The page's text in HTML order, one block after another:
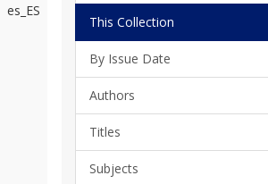
es_ES
This Collection
By Issue Date
Authors
Titles
Subjects